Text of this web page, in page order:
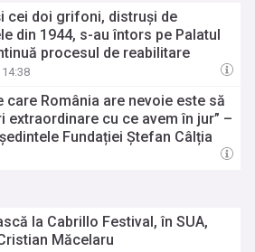
cei doi grifoni, distruși de
din 1944, s-au întors pe Palatul
procesul de reabilitare
14:38
care România are nevoie este să
extraordinare cu ce avem în jur” –
Fundației Ștefan Câlția
la Cabrillo Festival, în SUA,
Măcelaru